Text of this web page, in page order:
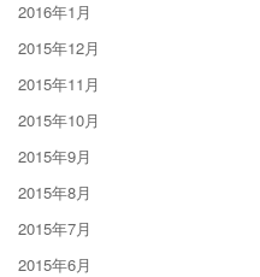
2016年1月
2015年12月
2015年11月
2015年10月
2015年9月
2015年8月
2015年7月
2015年6月